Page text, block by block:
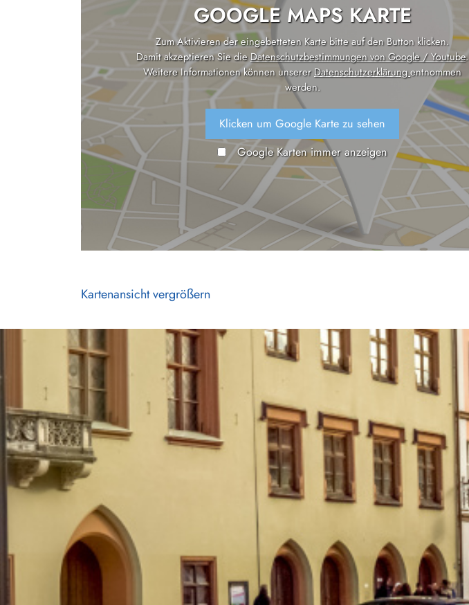
GOOGLE MAPS KARTE
Zum Aktivieren der eingebetteten Karte bitte auf den Button klicken.
Damit akzeptieren Sie dieDatenschutzbestimmungen von Google / Youtube.
Weitere Informationen können unsererDatenschutzerklärungentnommen
werden.
Klicken um Google Karte zu sehen
Google Karten immer anzeigen
Kartenansicht vergrößern